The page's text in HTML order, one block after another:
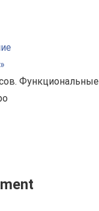
Функциональные